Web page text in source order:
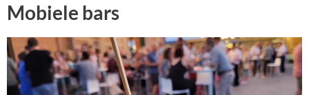
Mobiele bars